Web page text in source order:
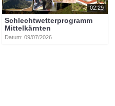
02:29
Schlechtwetterprogramm
Mittelkärnten
Datum: 09/07/2026